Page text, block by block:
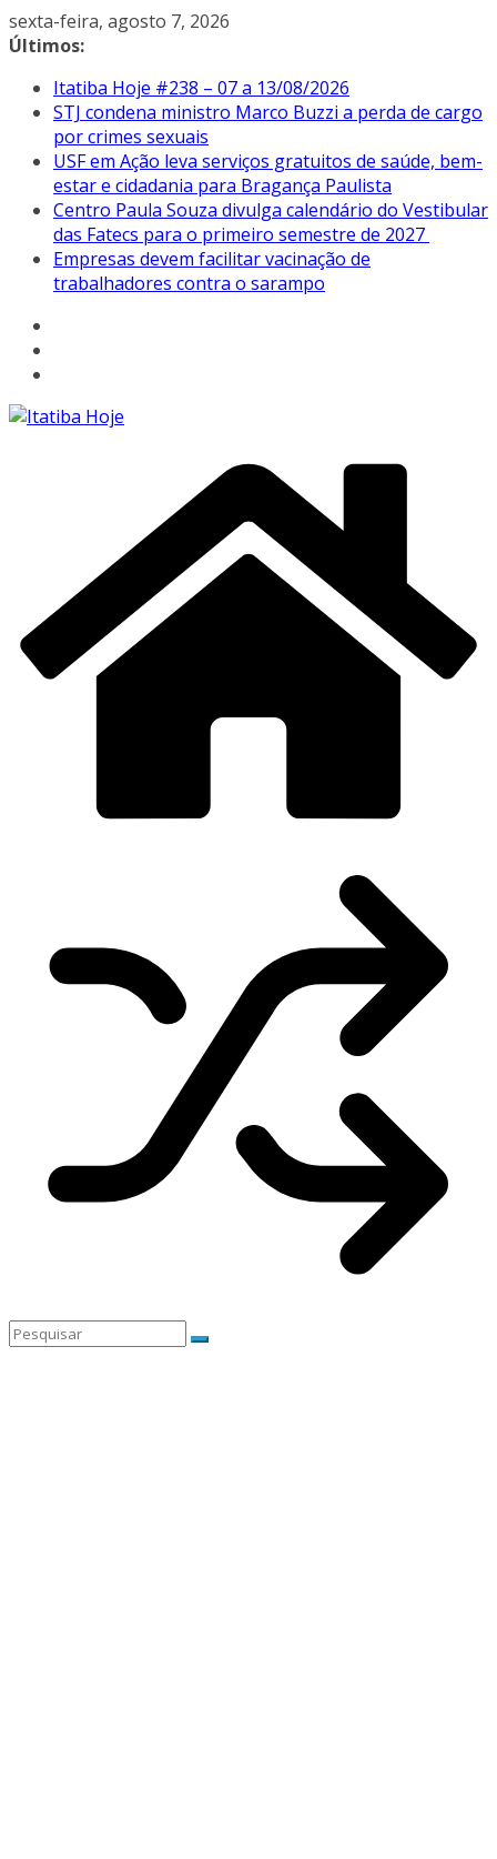
Pular
para
conteúdo
sexta-feira, agosto 7, 2026
Últimos:
Itatiba Hoje #238 – 07 a 13/08/2026
STJ condena ministro Marco Buzzi a perda de cargo
por crimes sexuais
USF em Ação leva serviços gratuitos de saúde, bem-
estar e cidadania para Bragança Paulista
Centro Paula Souza divulga calendário do Vestibular
das Fatecs para o primeiro semestre de 2027
Empresas devem facilitar vacinação de
trabalhadores contra o sarampo